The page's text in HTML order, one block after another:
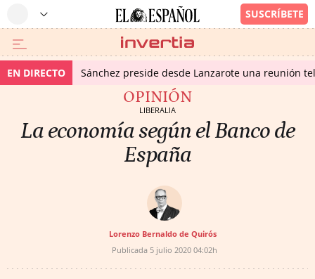
EN DIRECTO Sánchez preside desde Lanzarote una reunión
OPINIÓN
LIBERALIA
La economía según el Banco de
España
Lorenzo Bernaldo de Quirós
Publicada 5 julio 2020 04:02h